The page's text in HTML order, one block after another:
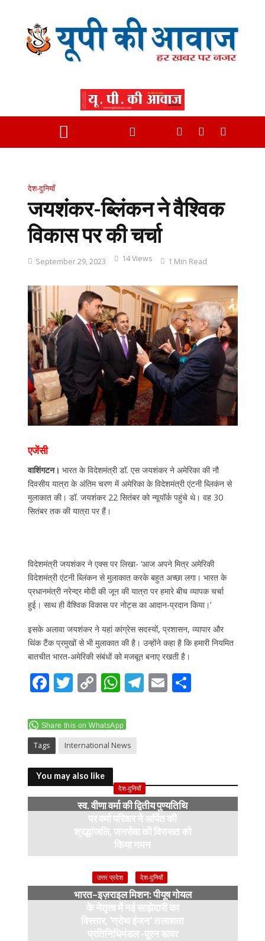
देश-दुनियाँ
जयशंकर-ब्लिंकन ने वैश्विक
विकास पर की चर्चा
September 29, 2023 14 Views 1 Min Read
एजेंसी
वाशिंगटन। भारत के विदेशमंत्री डॉ. एस जयशंकर ने अमेरिका की नौ
दिवसीय यात्रा के अंतिम चरण में अमेरिका के विदेशमंत्री एंटनी ब्लिकंन से
मुलाकात की। डॉ. जयशंकर 22 सितंबर को न्यूयॉर्क पहुंचे थे। वह 30
सितंबर तक की यात्रा पर हैं।
विदेशमंत्री जयशंकर ने एक्स पर लिखा- ‘आज अपने मित्र अमेरिकी
विदेशमंत्री एंटनी ब्लिंकन से मुलाकात करके बहुत अच्छा लगा। भारत के
प्रधानमंत्री नरेन्द्र मोदी की जून की यात्रा पर हमारे बीच व्यापक चर्चा
हुई। साथ ही वैश्विक विकास पर नोट्स का आदान-प्रदान किया।’
इसके अलावा जयशंकर ने यहां कांग्रेस सदस्यों, प्रशासन, व्यापार और
थिंक टैंक प्रमुखों से भी मुलाकात की है। उन्होंने कहा है कि हमारी नियमित
बातचीत भारत-अमेरिकी संबंधों को मजबूत बनाए रखती है।
F
e
b
o
o
k
T
itt
er
C
p
y
Li
n
k
W
at
s
A
p
p
T
m
E S
Share this on WhatsApp
Tags International News
You may also like
देश-दुनियाँ
स्व. वीणा वर्मा की द्वितीय पुण्यतिथि
पर वर्मा परिवार ने अर्पित की
श्रद्धांजलि, जनसेवा की विरासत को
किया नमन
उत्तर प्रदेश देश-दुनियाँ
भारत–इज़राइल मिशन: पीयूष गोयल
के नेतृत्व में नई साझेदारी का
विस्तार, ‘ग्रोथ इंजन’ तलाशता
प्रतिनिधिमंडल -पूरन डावर